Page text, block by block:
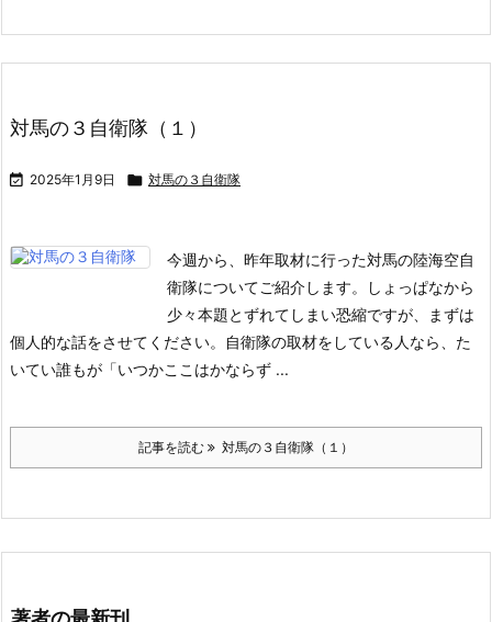
対馬の３自衛隊（１）
 2025年1月9日  対馬の３自衛隊
今週から、昨年取材に行った対馬の陸海空自
衛隊についてご紹介します。
しょっぱなから
少々本題とずれてしまい恐縮ですが、まずは
個人的な話をさせてください。
自衛隊の取材をしている人なら、た
いてい誰もが「いつかここはかならず ...
記事を読む 対馬の３自衛隊（１）